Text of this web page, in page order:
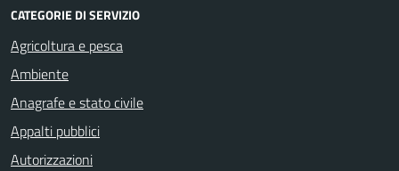
CATEGORIE DI SERVIZIO
Agricoltura e pesca
Ambiente
Anagrafe e stato civile
Appalti pubblici
Autorizzazioni